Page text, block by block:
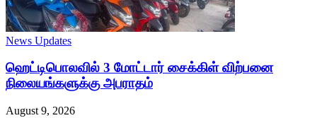
News Updates
ஹெட்டிபொலவில் 3 மோட்டார் சைக்கிள் விற்பனை
நிலையங்களுக்கு அபராதம்
August 9, 2026